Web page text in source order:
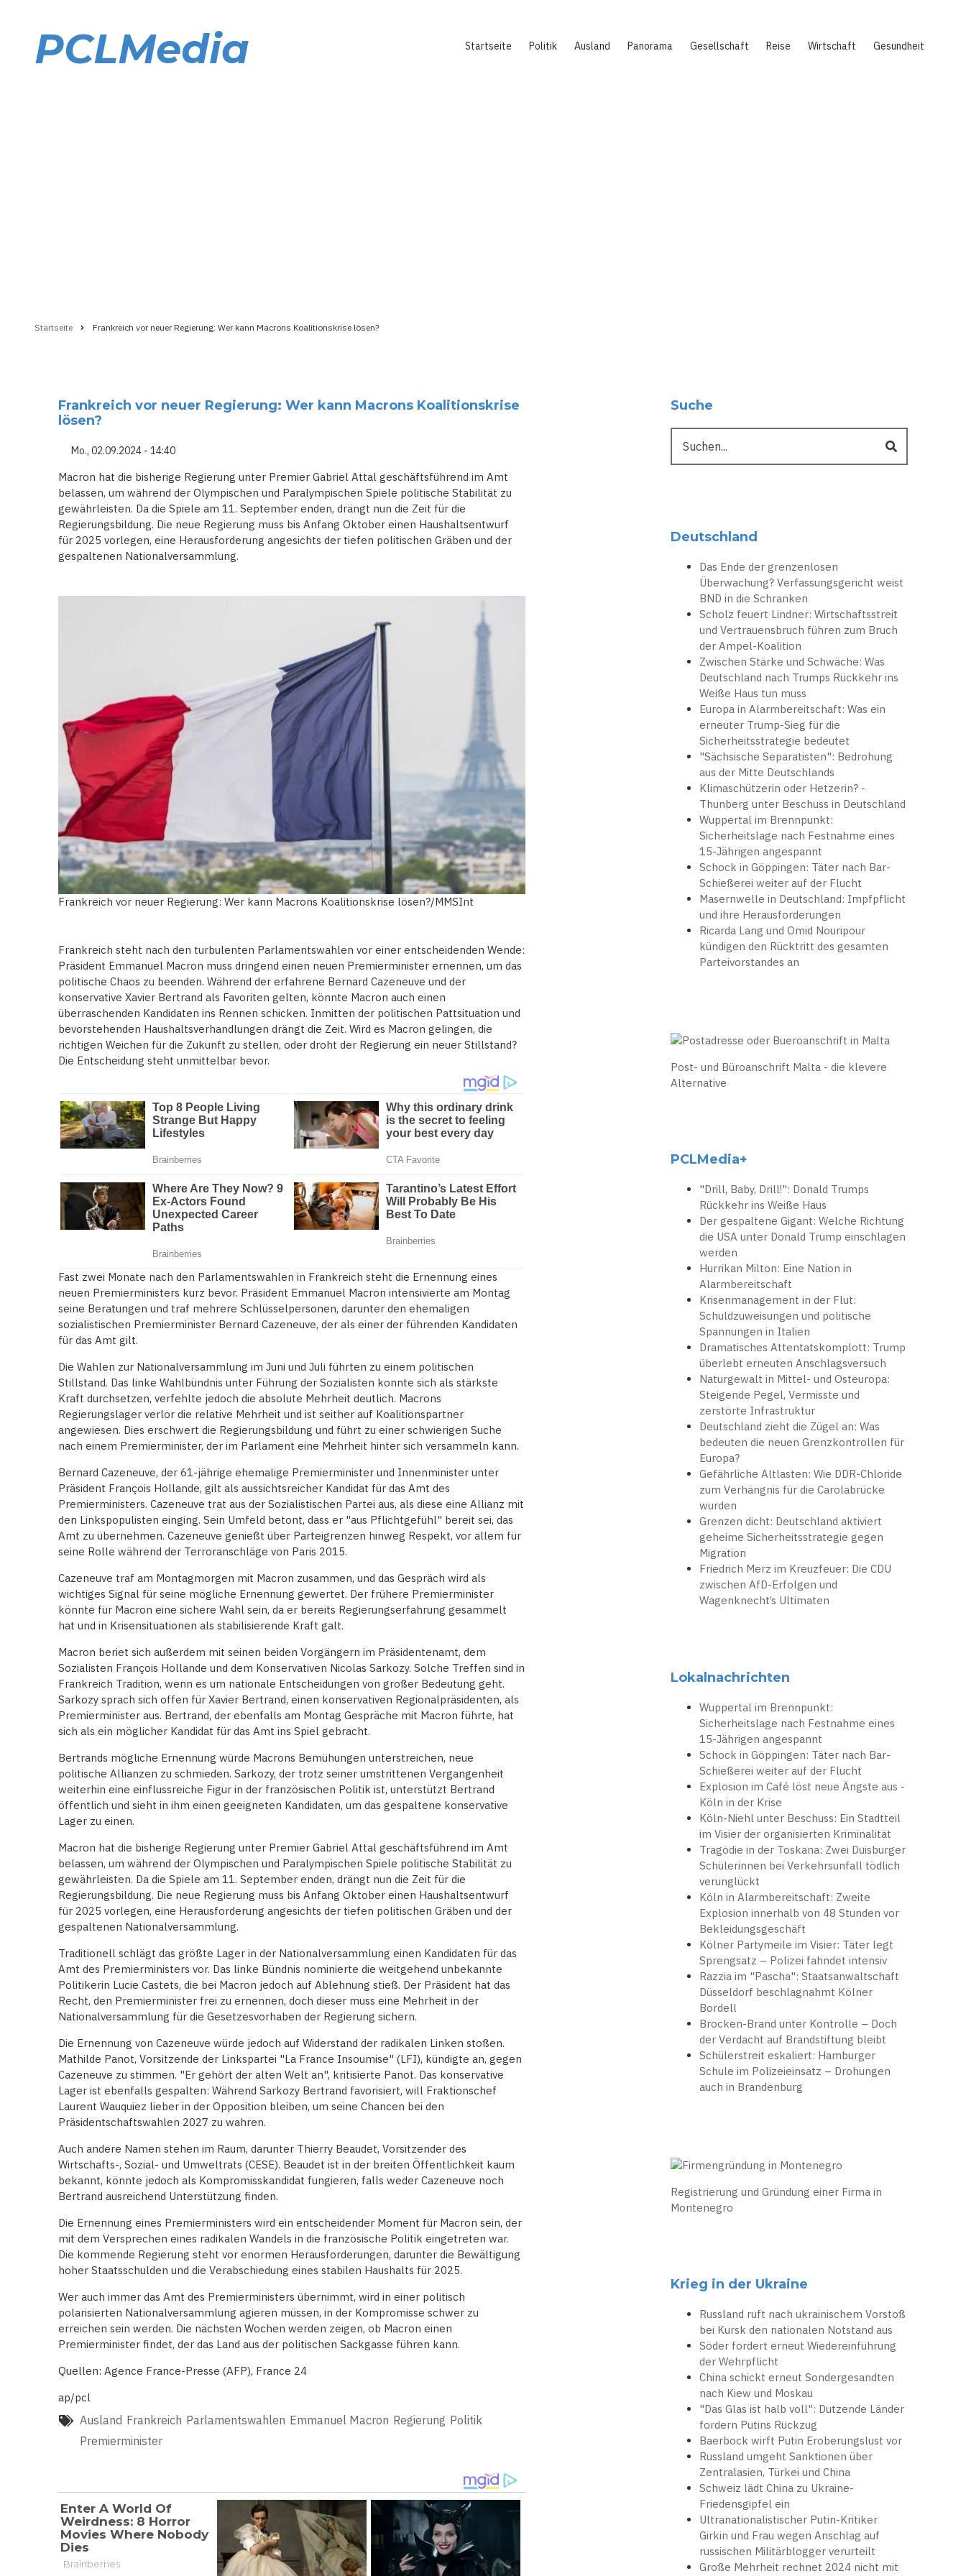
PCLMedia Startseite Politik Ausland Panorama Gesellschaft Reise Wirtschaft Gesundheit
Startseite Frankreich vor neuer Regierung: Wer kann Macrons Koalitionskrise lösen?
Frankreich vor neuer Regierung: Wer kann Macrons Koalitionskrise
lösen?
Mo., 02.09.2024 - 14:40
Macron hat die bisherige Regierung unter Premier Gabriel Attal geschäftsführend im Amt
belassen, um während der Olympischen und Paralympischen Spiele politische Stabilität zu
gewährleisten. Da die Spiele am 11. September enden, drängt nun die Zeit für die
Regierungsbildung. Die neue Regierung muss bis Anfang Oktober einen Haushaltsentwurf
für 2025 vorlegen, eine Herausforderung angesichts der tiefen politischen Gräben und der
gespaltenen Nationalversammlung.
Frankreich vor neuer Regierung: Wer kann Macrons Koalitionskrise lösen?/MMSInt
Frankreich steht nach den turbulenten Parlamentswahlen vor einer entscheidenden Wende:
Präsident Emmanuel Macron muss dringend einen neuen Premierminister ernennen, um das
politische Chaos zu beenden. Während der erfahrene Bernard Cazeneuve und der
konservative Xavier Bertrand als Favoriten gelten, könnte Macron auch einen
überraschenden Kandidaten ins Rennen schicken. Inmitten der politischen Pattsituation und
bevorstehenden Haushaltsverhandlungen drängt die Zeit. Wird es Macron gelingen, die
richtigen Weichen für die Zukunft zu stellen, oder droht der Regierung ein neuer Stillstand?
Die Entscheidung steht unmittelbar bevor.
Fast zwei Monate nach den Parlamentswahlen in Frankreich steht die Ernennung eines
neuen Premierministers kurz bevor. Präsident Emmanuel Macron intensivierte am Montag
seine Beratungen und traf mehrere Schlüsselpersonen, darunter den ehemaligen
sozialistischen Premierminister Bernard Cazeneuve, der als einer der führenden Kandidaten
für das Amt gilt.
Die Wahlen zur Nationalversammlung im Juni und Juli führten zu einem politischen
Stillstand. Das linke Wahlbündnis unter Führung der Sozialisten konnte sich als stärkste
Kraft durchsetzen, verfehlte jedoch die absolute Mehrheit deutlich. Macrons
Regierungslager verlor die relative Mehrheit und ist seither auf Koalitionspartner
angewiesen. Dies erschwert die Regierungsbildung und führt zu einer schwierigen Suche
nach einem Premierminister, der im Parlament eine Mehrheit hinter sich versammeln kann.
Bernard Cazeneuve, der 61-jährige ehemalige Premierminister und Innenminister unter
Präsident François Hollande, gilt als aussichtsreicher Kandidat für das Amt des
Premierministers. Cazeneuve trat aus der Sozialistischen Partei aus, als diese eine Allianz mit
den Linkspopulisten einging. Sein Umfeld betont, dass er "aus Pflichtgefühl" bereit sei, das
Amt zu übernehmen. Cazeneuve genießt über Parteigrenzen hinweg Respekt, vor allem für
seine Rolle während der Terroranschläge von Paris 2015.
Cazeneuve traf am Montagmorgen mit Macron zusammen, und das Gespräch wird als
wichtiges Signal für seine mögliche Ernennung gewertet. Der frühere Premierminister
könnte für Macron eine sichere Wahl sein, da er bereits Regierungserfahrung gesammelt
hat und in Krisensituationen als stabilisierende Kraft galt.
Macron beriet sich außerdem mit seinen beiden Vorgängern im Präsidentenamt, dem
Sozialisten François Hollande und dem Konservativen Nicolas Sarkozy. Solche Treffen sind in
Frankreich Tradition, wenn es um nationale Entscheidungen von großer Bedeutung geht.
Sarkozy sprach sich offen für Xavier Bertrand, einen konservativen Regionalpräsidenten, als
Premierminister aus. Bertrand, der ebenfalls am Montag Gespräche mit Macron führte, hat
sich als ein möglicher Kandidat für das Amt ins Spiel gebracht.
Bertrands mögliche Ernennung würde Macrons Bemühungen unterstreichen, neue
politische Allianzen zu schmieden. Sarkozy, der trotz seiner umstrittenen Vergangenheit
weiterhin eine einflussreiche Figur in der französischen Politik ist, unterstützt Bertrand
öffentlich und sieht in ihm einen geeigneten Kandidaten, um das gespaltene konservative
Lager zu einen.
Macron hat die bisherige Regierung unter Premier Gabriel Attal geschäftsführend im Amt
belassen, um während der Olympischen und Paralympischen Spiele politische Stabilität zu
gewährleisten. Da die Spiele am 11. September enden, drängt nun die Zeit für die
Regierungsbildung. Die neue Regierung muss bis Anfang Oktober einen Haushaltsentwurf
für 2025 vorlegen, eine Herausforderung angesichts der tiefen politischen Gräben und der
gespaltenen Nationalversammlung.
Traditionell schlägt das größte Lager in der Nationalversammlung einen Kandidaten für das
Amt des Premierministers vor. Das linke Bündnis nominierte die weitgehend unbekannte
Politikerin Lucie Castets, die bei Macron jedoch auf Ablehnung stieß. Der Präsident hat das
Recht, den Premierminister frei zu ernennen, doch dieser muss eine Mehrheit in der
Nationalversammlung für die Gesetzesvorhaben der Regierung sichern.
Die Ernennung von Cazeneuve würde jedoch auf Widerstand der radikalen Linken stoßen.
Mathilde Panot, Vorsitzende der Linkspartei "La France Insoumise" (LFI), kündigte an, gegen
Cazeneuve zu stimmen. "Er gehört der alten Welt an", kritisierte Panot. Das konservative
Lager ist ebenfalls gespalten: Während Sarkozy Bertrand favorisiert, will Fraktionschef
Laurent Wauquiez lieber in der Opposition bleiben, um seine Chancen bei den
Präsidentschaftswahlen 2027 zu wahren.
Auch andere Namen stehen im Raum, darunter Thierry Beaudet, Vorsitzender des
Wirtschafts-, Sozial- und Umweltrats (CESE). Beaudet ist in der breiten Öffentlichkeit kaum
bekannt, könnte jedoch als Kompromisskandidat fungieren, falls weder Cazeneuve noch
Bertrand ausreichend Unterstützung finden.
Die Ernennung eines Premierministers wird ein entscheidender Moment für Macron sein, der
mit dem Versprechen eines radikalen Wandels in die französische Politik eingetreten war.
Die kommende Regierung steht vor enormen Herausforderungen, darunter die Bewältigung
hoher Staatsschulden und die Verabschiedung eines stabilen Haushalts für 2025.
Wer auch immer das Amt des Premierministers übernimmt, wird in einer politisch
polarisierten Nationalversammlung agieren müssen, in der Kompromisse schwer zu
erreichen sein werden. Die nächsten Wochen werden zeigen, ob Macron einen
Premierminister findet, der das Land aus der politischen Sackgasse führen kann.
Quellen: Agence France-Presse (AFP), France 24
ap/pcl
Ausland Frankreich Parlamentswahlen Emmanuel Macron Regierung Politik
Premierminister
Suche
Deutschland
Das Ende der grenzenlosen
Überwachung? Verfassungsgericht weist
BND in die Schranken
Scholz feuert Lindner: Wirtschaftsstreit
und Vertrauensbruch führen zum Bruch
der Ampel-Koalition
Zwischen Stärke und Schwäche: Was
Deutschland nach Trumps Rückkehr ins
Weiße Haus tun muss
Europa in Alarmbereitschaft: Was ein
erneuter Trump-Sieg für die
Sicherheitsstrategie bedeutet
"Sächsische Separatisten": Bedrohung
aus der Mitte Deutschlands
Klimaschützerin oder Hetzerin? -
Thunberg unter Beschuss in Deutschland
Wuppertal im Brennpunkt:
Sicherheitslage nach Festnahme eines
15-Jährigen angespannt
Schock in Göppingen: Täter nach Bar-
Schießerei weiter auf der Flucht
Masernwelle in Deutschland: Impfpflicht
und ihre Herausforderungen
Ricarda Lang und Omid Nouripour
kündigen den Rücktritt des gesamten
Parteivorstandes an
Post- und Büroanschrift Malta - die klevere
Alternative
PCLMedia+
"Drill, Baby, Drill!": Donald Trumps
Rückkehr ins Weiße Haus
Der gespaltene Gigant: Welche Richtung
die USA unter Donald Trump einschlagen
werden
Hurrikan Milton: Eine Nation in
Alarmbereitschaft
Krisenmanagement in der Flut:
Schuldzuweisungen und politische
Spannungen in Italien
Dramatisches Attentatskomplott: Trump
überlebt erneuten Anschlagsversuch
Naturgewalt in Mittel- und Osteuropa:
Steigende Pegel, Vermisste und
zerstörte Infrastruktur
Deutschland zieht die Zügel an: Was
bedeuten die neuen Grenzkontrollen für
Europa?
Gefährliche Altlasten: Wie DDR-Chloride
zum Verhängnis für die Carolabrücke
wurden
Grenzen dicht: Deutschland aktiviert
geheime Sicherheitsstrategie gegen
Migration
Friedrich Merz im Kreuzfeuer: Die CDU
zwischen AfD-Erfolgen und
Wagenknecht’s Ultimaten
Lokalnachrichten
Wuppertal im Brennpunkt:
Sicherheitslage nach Festnahme eines
15-Jährigen angespannt
Schock in Göppingen: Täter nach Bar-
Schießerei weiter auf der Flucht
Explosion im Café löst neue Ängste aus -
Köln in der Krise
Köln-Niehl unter Beschuss: Ein Stadtteil
im Visier der organisierten Kriminalität
Tragödie in der Toskana: Zwei Duisburger
Schülerinnen bei Verkehrsunfall tödlich
verunglückt
Köln in Alarmbereitschaft: Zweite
Explosion innerhalb von 48 Stunden vor
Bekleidungsgeschäft
Kölner Partymeile im Visier: Täter legt
Sprengsatz – Polizei fahndet intensiv
Razzia im "Pascha": Staatsanwaltschaft
Düsseldorf beschlagnahmt Kölner
Bordell
Brocken-Brand unter Kontrolle – Doch
der Verdacht auf Brandstiftung bleibt
Schülerstreit eskaliert: Hamburger
Schule im Polizeieinsatz – Drohungen
auch in Brandenburg
Registrierung und Gründung einer Firma in
Montenegro
Krieg in der Ukraine
Russland ruft nach ukrainischem Vorstoß
bei Kursk den nationalen Notstand aus
Söder fordert erneut Wiedereinführung
der Wehrpflicht
China schickt erneut Sondergesandten
nach Kiew und Moskau
"Das Glas ist halb voll": Dutzende Länder
fordern Putins Rückzug
Baerbock wirft Putin Eroberungslust vor
Russland umgeht Sanktionen über
Zentralasien, Türkei und China
Schweiz lädt China zu Ukraine-
Friedensgipfel ein
Ultranationalistischer Putin-Kritiker
Girkin und Frau wegen Anschlag auf
russischen Militärblogger verurteilt
Große Mehrheit rechnet 2024 nicht mit